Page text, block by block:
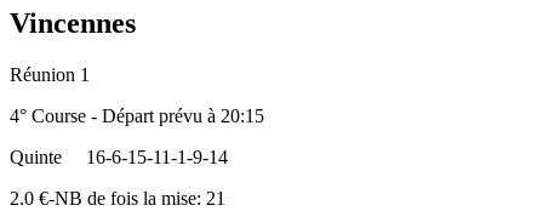
Vincennes
Réunion 1
4° Course - Départ prévu à 20:15
Quinte
16-6-15-11-1-9-14
2.0 €-NB de fois la mise: 21